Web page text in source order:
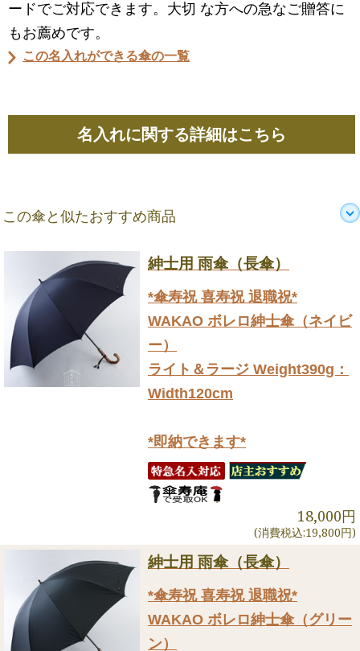
ードでご対応できます。大切 な方への急なご贈答に
もお薦めです。
この名入れができる傘の一覧
名入れに関する詳細はこちら
この傘と似たおすすめ商品
紳士用 雨傘（長傘）
*傘寿祝 喜寿祝 退職祝*
WAKAO ボレロ紳士傘（ネイビ
ー）
ライト＆ラージ Weight390g：
Width120cm
*即納できます*
18,000円
(消費税込:19,800円)
紳士用 雨傘（長傘）
*傘寿祝 喜寿祝 退職祝*
WAKAO ボレロ紳士傘（グリー
ン）